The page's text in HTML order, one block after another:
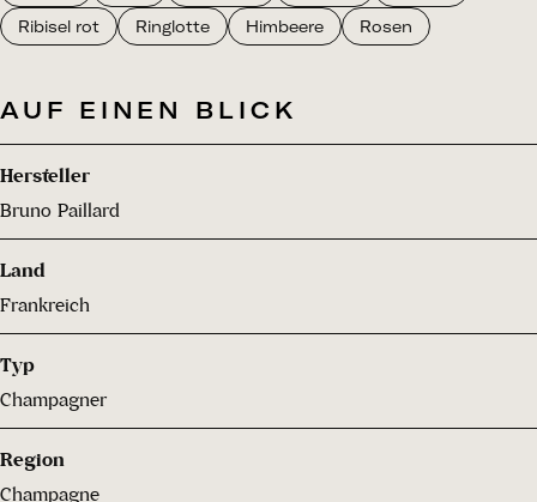
Ribisel rot
Ringlotte Himbeere Rosen
AUF EINEN BLICK
Hersteller
Bruno Paillard
Land
Frankreich
Typ
Champagner
Region
Champagne